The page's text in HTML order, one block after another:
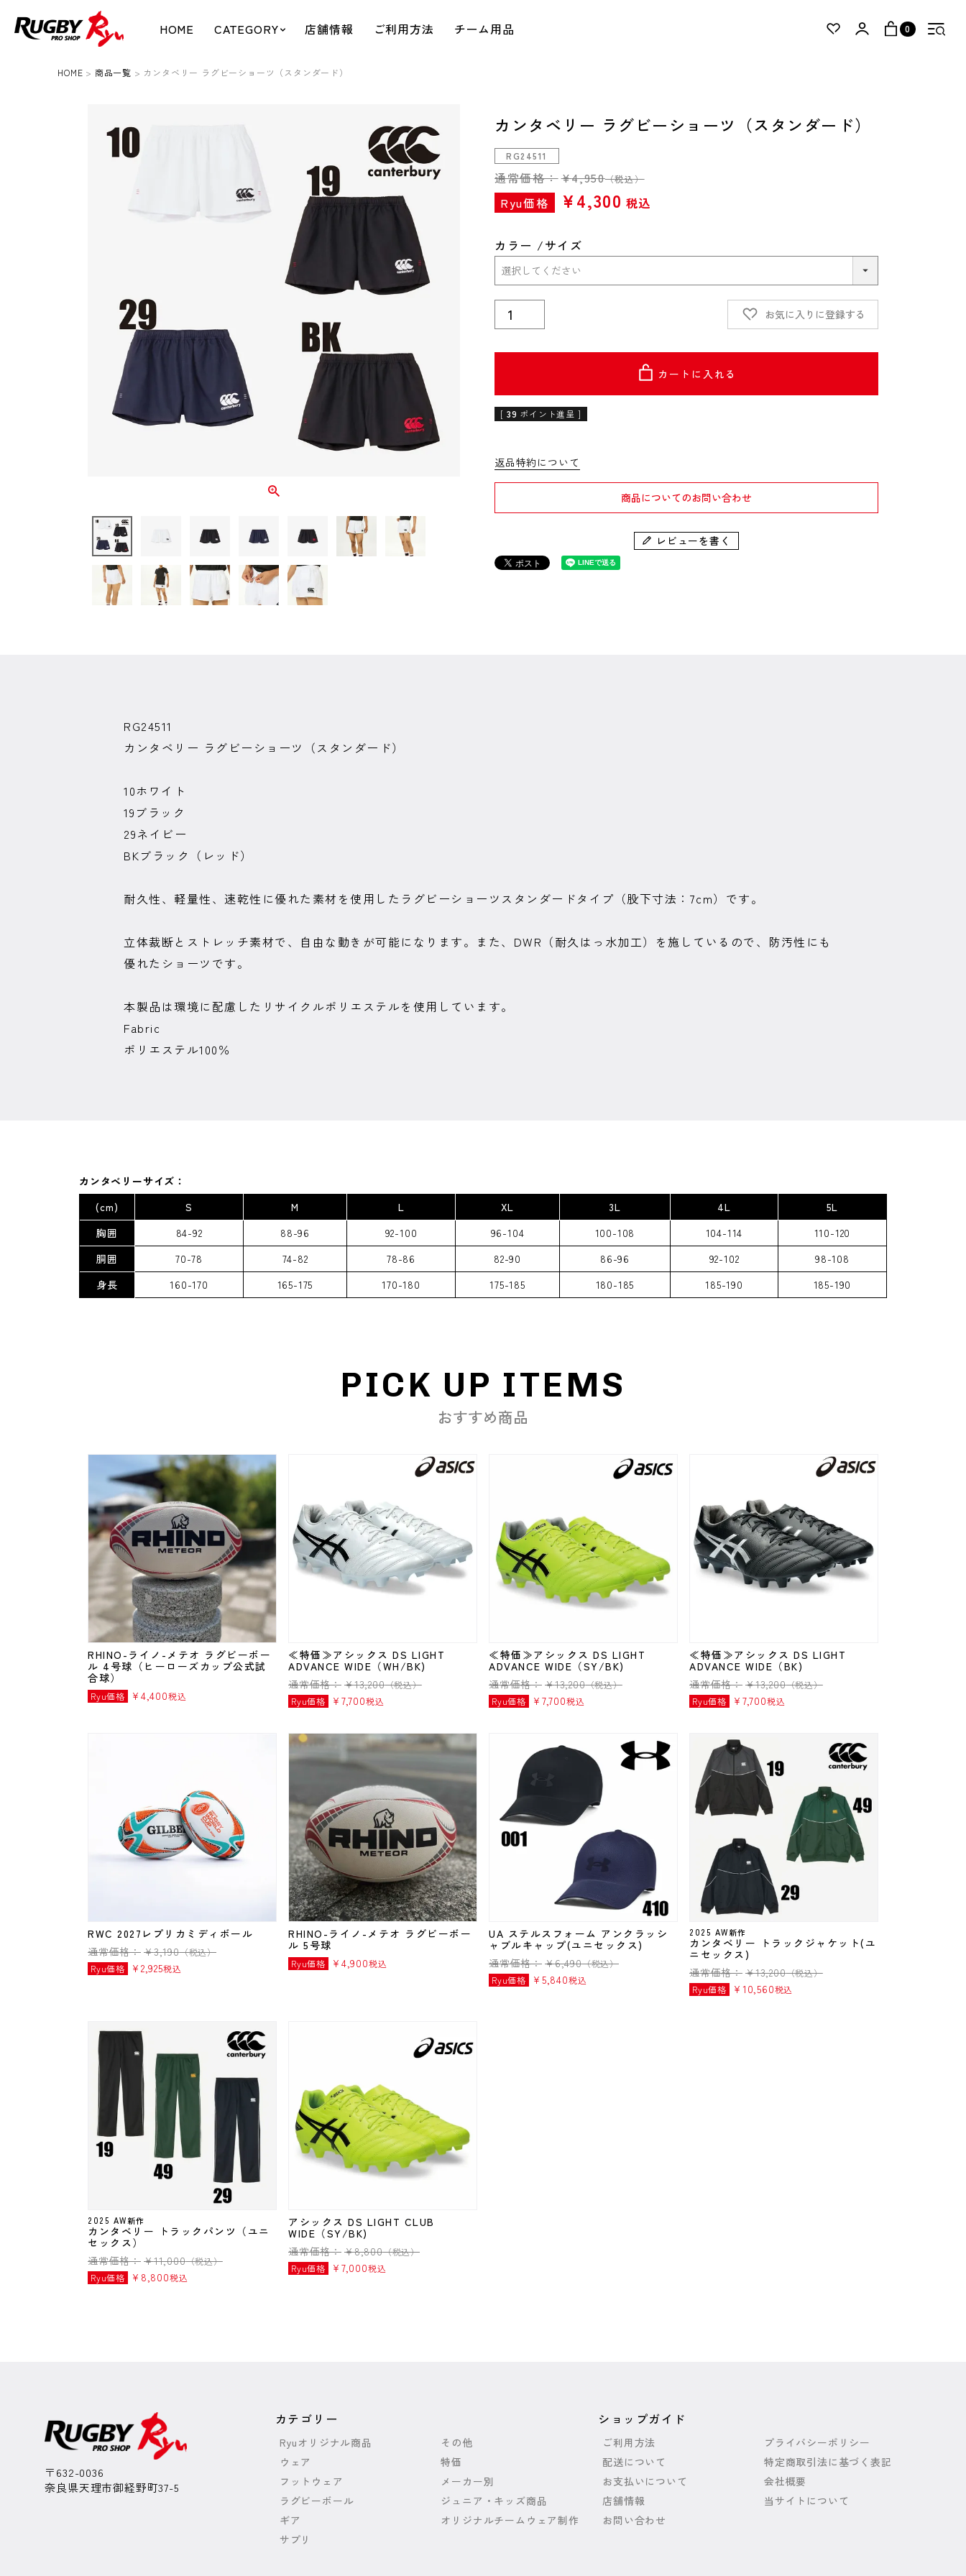
HOME CATEGORY 店舗情報 ご利用方法 チーム用品 0
HOME 商品一覧 カンタベリー ラグビーショーツ（スタンダード）
カンタベリー ラグビーショーツ（スタンダード）
RG24511
通常価格：¥4,950（税込）
Ryu価格 ¥4,300 税込
カラー サイズ
お気に入りに登録する
カートに入れる
[ 39 ポイント進呈 ]
返品特約について
商品についてのお問い合わせ
レビューを書く
RG24511
カンタベリー ラグビーショーツ（スタンダード）
10ホワイト
19ブラック
29ネイビー
BKブラック（レッド）
耐久性、軽量性、速乾性に優れた素材を使用したラグビーショーツスタンダードタイプ（股下寸法：7cm）です。
立体裁断とストレッチ素材で、自由な動きが可能になります。また、DWR（耐久はっ水加工）を施しているので、防汚性にも
優れたショーツです。
本製品は環境に配慮したリサイクルポリエステルを使用しています。
Fabric
ポリエステル100％
カンタベリーサイズ：
(cm)
S M L XL 3L 4L
5L
胸囲
84-92 88-96 92-100 96-104 100-108 104-114
110-120
胴囲
70-78 74-82 78-86 82-90 86-96 92-102
98-108
身長
160-170 165-175 170-180 175-185 180-185 185-190 185-190
PICK UP ITEMS
おすすめ商品
RHINO-ライノ-メテオ ラグビーボー
ル 4号球（ヒーローズカップ公式試
合球）
Ryu価格 ¥ 4,400税込
≪特価≫アシックス DS LIGHT
ADVANCE WIDE（WH/BK)
通常価格： ¥13,200（税込）
Ryu価格
¥ 7,700税込
≪特価≫アシックス DS LIGHT
ADVANCE WIDE（SY/BK)
通常価格： ¥13,200（税込）
Ryu価格
¥ 7,700税込
≪特価≫アシックス DS LIGHT
ADVANCE WIDE（BK)
通常価格： ¥13,200（税込）
Ryu価格
¥ 7,700税込
RWC 2027レプリカミディボール
通常価格： ¥3,190（税込）
Ryu価格
¥ 2,925税込
RHINO-ライノ-メテオ ラグビーボー
ル 5号球
Ryu価格 ¥ 4,900税込
UA ステルスフォーム アンクラッシ
ャブルキャップ(ユニセックス)
通常価格： ¥6,490（税込）
Ryu価格
¥ 5,840税込
2025 AW新作
カンタベリー トラックジャケット(ユ
ニセックス)
通常価格： ¥13,200（税込）
Ryu価格
¥ 10,560税込
2025 AW新作
カンタベリー トラックパンツ（ユニ
セックス）
通常価格： ¥11,000（税込）
Ryu価格
¥ 8,800税込
アシックス DS LIGHT CLUB
WIDE（SY/BK)
通常価格： ¥8,800（税込）
Ryu価格
¥ 7,000税込
〒632-0036
奈良県天理市御経野町37-5
カテゴリー
Ryuオリジナル商品
ウェア
フットウェア
ラグビーボール
ギア
サプリ
その他
特価
メーカー別
ジュニア・キッズ商品
オリジナルチームウェア制作
ショップガイド
ご利用方法
配送について
お支払いについて
店舗情報
お問い合わせ
プライバシーポリシー
特定商取引法に基づく表記
会社概要
当サイトについて